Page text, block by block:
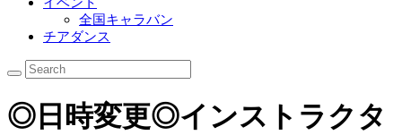
全国キャラバン
チアダンス
◎日時変更◎インストラクタ